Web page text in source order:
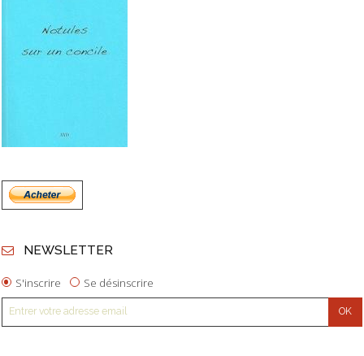
NEWSLETTER
S'inscrire Se désinscrire